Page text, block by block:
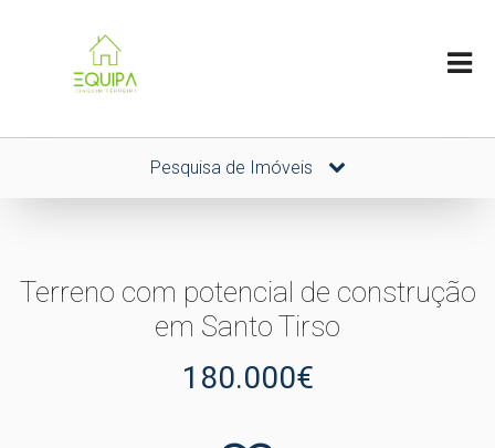
Pesquisa de Imóveis
Terreno com potencial de construção
em Santo Tirso
180.000€